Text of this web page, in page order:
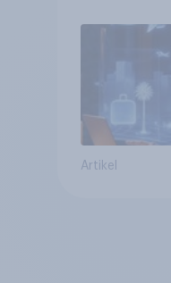
bereits
Artikel